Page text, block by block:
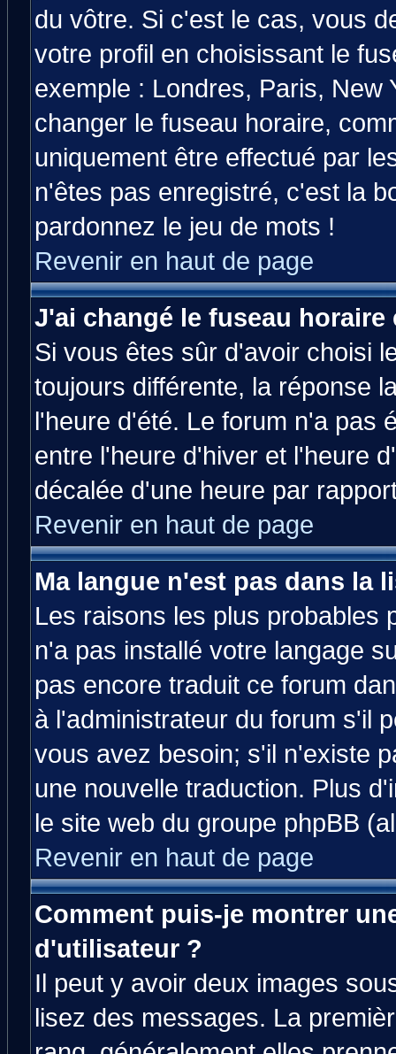
du vôtre. Si c'est le cas, vous
votre profil en choisissant le
exemple : Londres, Paris, New
changer le fuseau horaire,
uniquement être effectué par
n'êtes pas enregistré, c'est la
pardonnez le jeu de mots !
Revenir en haut de page
J'ai changé le fuseau
Si vous êtes sûr d'avoir choisi
toujours différente, la réponse
l'heure d'été. Le forum n'a pas
entre l'heure d'hiver et l'heure
décalée d'une heure par
Revenir en haut de page
Ma langue n'est pas dans la
Les raisons les plus probables
n'a pas installé votre langage
pas encore traduit ce forum
à l'administrateur du forum s'il
vous avez besoin; s'il n'existe
une nouvelle traduction. Plus
le site web du groupe phpBB
Revenir en haut de page
Comment puis-je montrer
d'utilisateur ?
Il peut y avoir deux images
lisez des messages. La